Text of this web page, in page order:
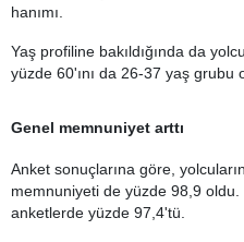
hanımı.
Yaş profiline bakıldığında da
yüzde 60'ını da 26-37 yaş grubu
Genel memnuniyet arttı
Anket sonuçlarına göre,
memnuniyeti de yüzde 98,9 oldu.
anketlerde yüzde 97,4'tü.